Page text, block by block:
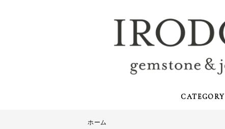
CATEGORY
ホーム